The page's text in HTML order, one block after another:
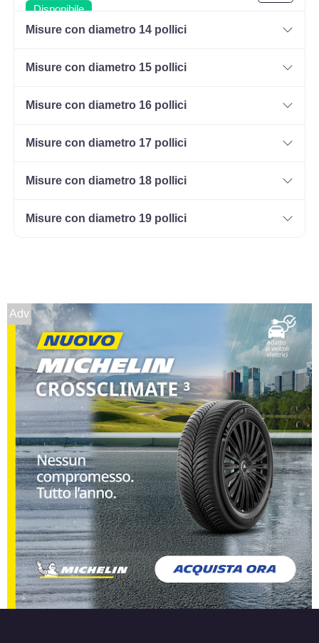
Disponibile
Misure con diametro 14 pollici
Misure con diametro 15 pollici
Misure con diametro 16 pollici
Misure con diametro 17 pollici
Misure con diametro 18 pollici
Misure con diametro 19 pollici
Adv